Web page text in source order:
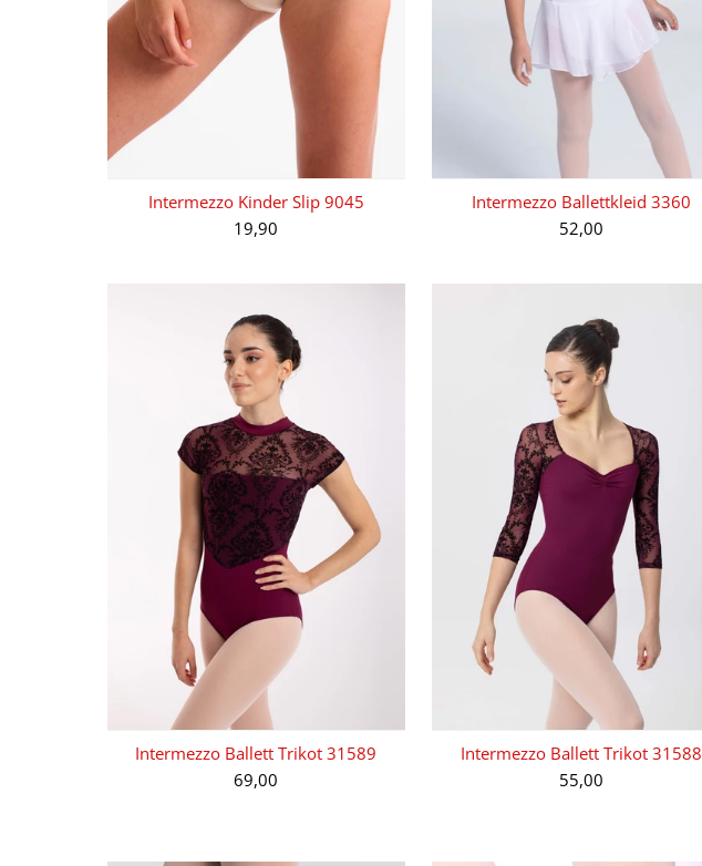
Intermezzo Kinder Slip 9045
19,90
Intermezzo Ballettkleid 3360
52,00
Intermezzo Ballett Trikot 31589
69,00
Intermezzo Ballett Trikot 31588
55,00